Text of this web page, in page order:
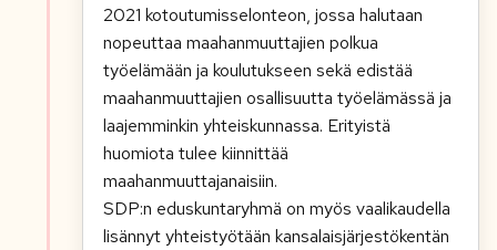
2021 kotoutumisselonteon, jossa halutaan
nopeuttaa maahanmuuttajien polkua
työelämään ja koulutukseen sekä edistää
maahanmuuttajien osallisuutta työelämässä ja
laajemminkin yhteiskunnassa. Erityistä
huomiota tulee kiinnittää
maahanmuuttajanaisiin.
SDP:n eduskuntaryhmä on myös vaalikaudella
lisännyt yhteistyötään kansalaisjärjestökentän